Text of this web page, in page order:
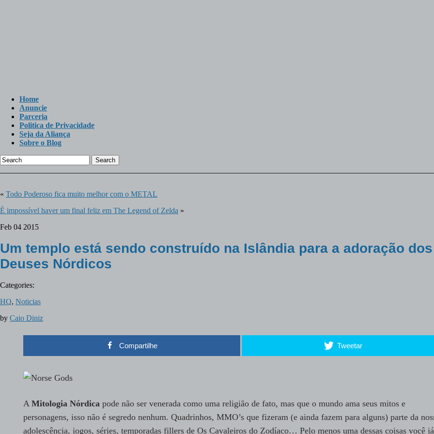
Home
Anuncie
Parceria
Politica de Privacidade
Seja da Aliança
Sobre o Blog
Search
« Todo Poderoso fica muito melhor com o METAL
É impossível haver um final feliz em The Legend of Zelda »
Feb 04 2015
Um templo está sendo construído na Islândia para a adoração dos
Deuses Nórdicos
Categories:
HQ, Noticias
by Caio Diniz
Compartilhe Tweetar
A Mitologia Nórdica pode não ser venerada como uma religião de fato, mas que o mundo ama seus mitos e
personagens, isso não é segredo nenhum. Quadrinhos, MMO’s que fizeram (e ainda fazem para alguns) parte da
adolescência, jogos, séries, temporadas fillers de Os Cavaleiros do Zodíaco… Pelo menos uma dessas coisas você já